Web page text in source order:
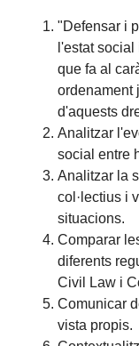
"Defensar i
l'estat
que fa al
ordenament
d'aquests
Analitzar
social entre
Analitzar la
col·lectius i
situacions.
Comparar
diferents
Civil Law i
Comunicar
vista propis.